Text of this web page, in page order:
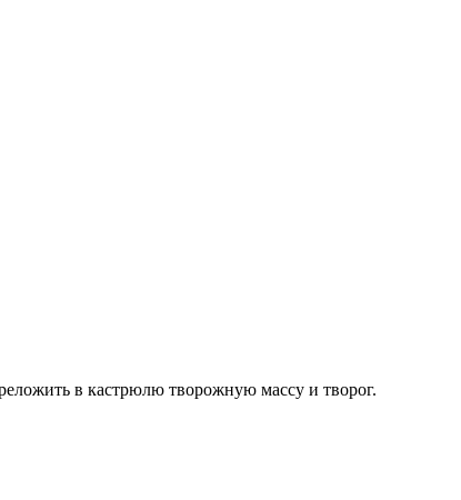
в кастрюлю творожную массу и творог.